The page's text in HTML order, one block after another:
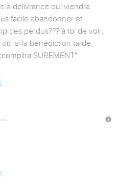
la délivrance qui viendra
facile abandonner et
des perdus??? à toi de voir,
"si la bénédiction tarde,
SUREMENT"